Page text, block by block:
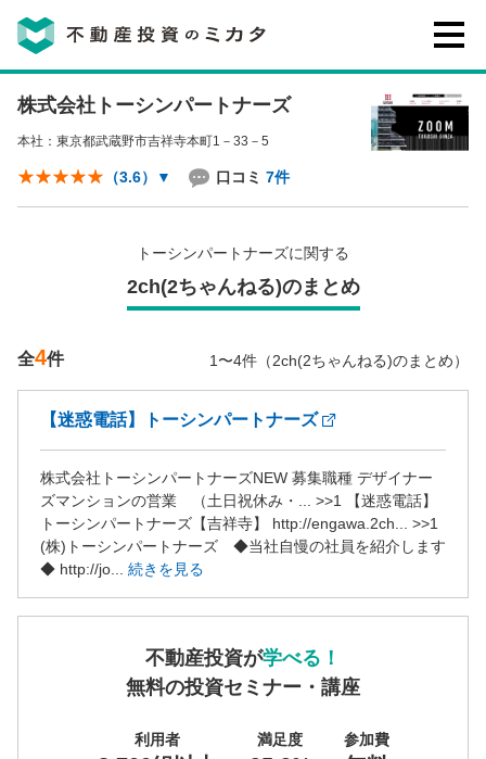
不動産投資のミカタとは
講座・セミナー
不動産投資会社の評判・口コミ
ご質問・ご予約 0120-146-460
営業時間：10:00〜19:00(土日祝も営業中) 定休日：水
電話する
株式会社トーシンパートナーズ
本社：東京都武蔵野市吉祥寺本町1－33－5
（3.6） ▼ 口コミ 7件
トーシンパートナーズに関する
2ch(2ちゃんねる)のまとめ
全4件 1〜4件（2ch(2ちゃんねる)のまとめ）
【迷惑電話】トーシンパートナーズ
株式会社トーシンパートナーズNEW 募集職種 デザイナー
ズマンションの営業 （土日祝休み・... >>1 【迷惑電話】
トーシンパートナーズ【吉祥寺】 http://engawa.2ch... >>1
(株)トーシンパートナーズ ◆当社自慢の社員を紹介します
◆ http://jo... 続きを見る
不動産投資が学べる！
無料の投資セミナー・講座
利用者 満足度 参加費